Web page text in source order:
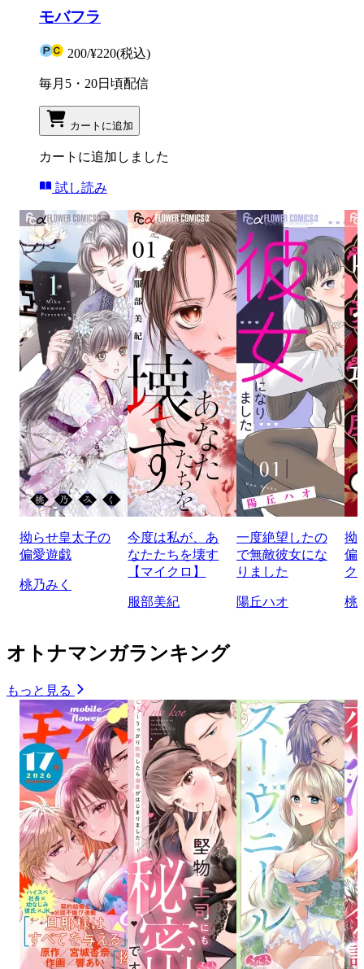
モバフラ
200/¥220(税込)
毎月5・20日頃配信
カートに追加
カートに追加しました
試し読み
拗らせ皇太子の
偏愛遊戯
桃乃みく
今度は私が、あ
なたたちを壊す
【マイクロ】
服部美紀
一度絶望したの
で無敵彼女にな
りました
陽丘ハオ
拗
偏
ク
桃
オトナマンガランキング
もっと見る